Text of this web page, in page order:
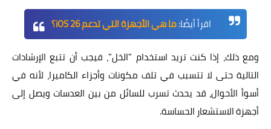
اقرأ أيضًا:ما هي الأجهزة التي تدعم iOS 26؟
ومع ذلك، إذا كنت تريد استخدام "الخل"، فيجب أن تتبع الإرشادات
التالية حتى لا تتسبب في تلف مكونات وأجزاء الكاميرا، لأنه في
أسوأ الأحوال، قد يحدث تسرب للسائل من بين العدسات ويصل إلى
أجهزة الاستشعار الحساسة.